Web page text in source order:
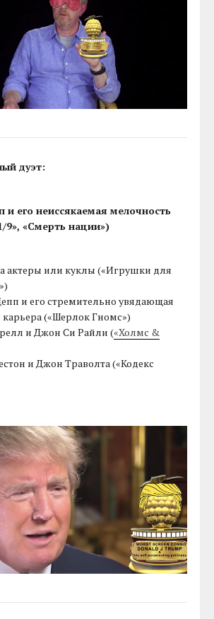
дуэт:
и его неиссякаемая мелочность
9», «Смерть нации»)
актеры или куклы («Игрушки для
и его стремительно увядающая
карьера («Шерлок Гномс»)
и Джон Си Райли («Холмс &
и Джон Траволта («Кодекс